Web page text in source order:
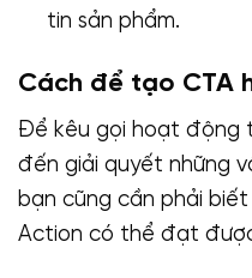
tin sản phẩm.
Cách để tạo CTA
Để kêu gọi hoạt động
đến giải quyết những
bạn cũng cần phải
Action có thể đạt